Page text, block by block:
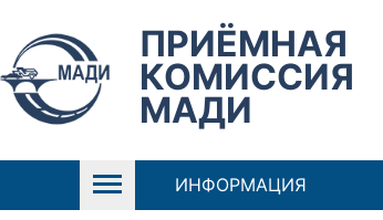
ПРИЁМНАЯ
КОМИССИЯ
МАДИ
ИНФОРМАЦИЯ